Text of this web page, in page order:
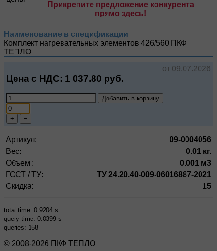
Прикрепите предложение конкурента
прямо здесь!
Наименование в спецификации
Комплект нагревательных элементов 426/560 ПКФ
ТЕПЛО
от 09.07.2026
Цена с НДС: 1 037.80 руб.
Добавить в корзину
+ −
Артикул:
09-0004056
Вес:
0.01 кг.
Объем :
0.001 м3
ГОСТ / ТУ:
ТУ 24.20.40-009-06016887-2021
Скидка:
15
total time: 0.9204 s
query time: 0.0399 s
queries: 158
© 2008-2026 ПКФ ТЕПЛО